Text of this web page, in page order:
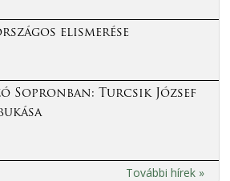
elismerése
Sopronban: Turcsik József
További hírek »